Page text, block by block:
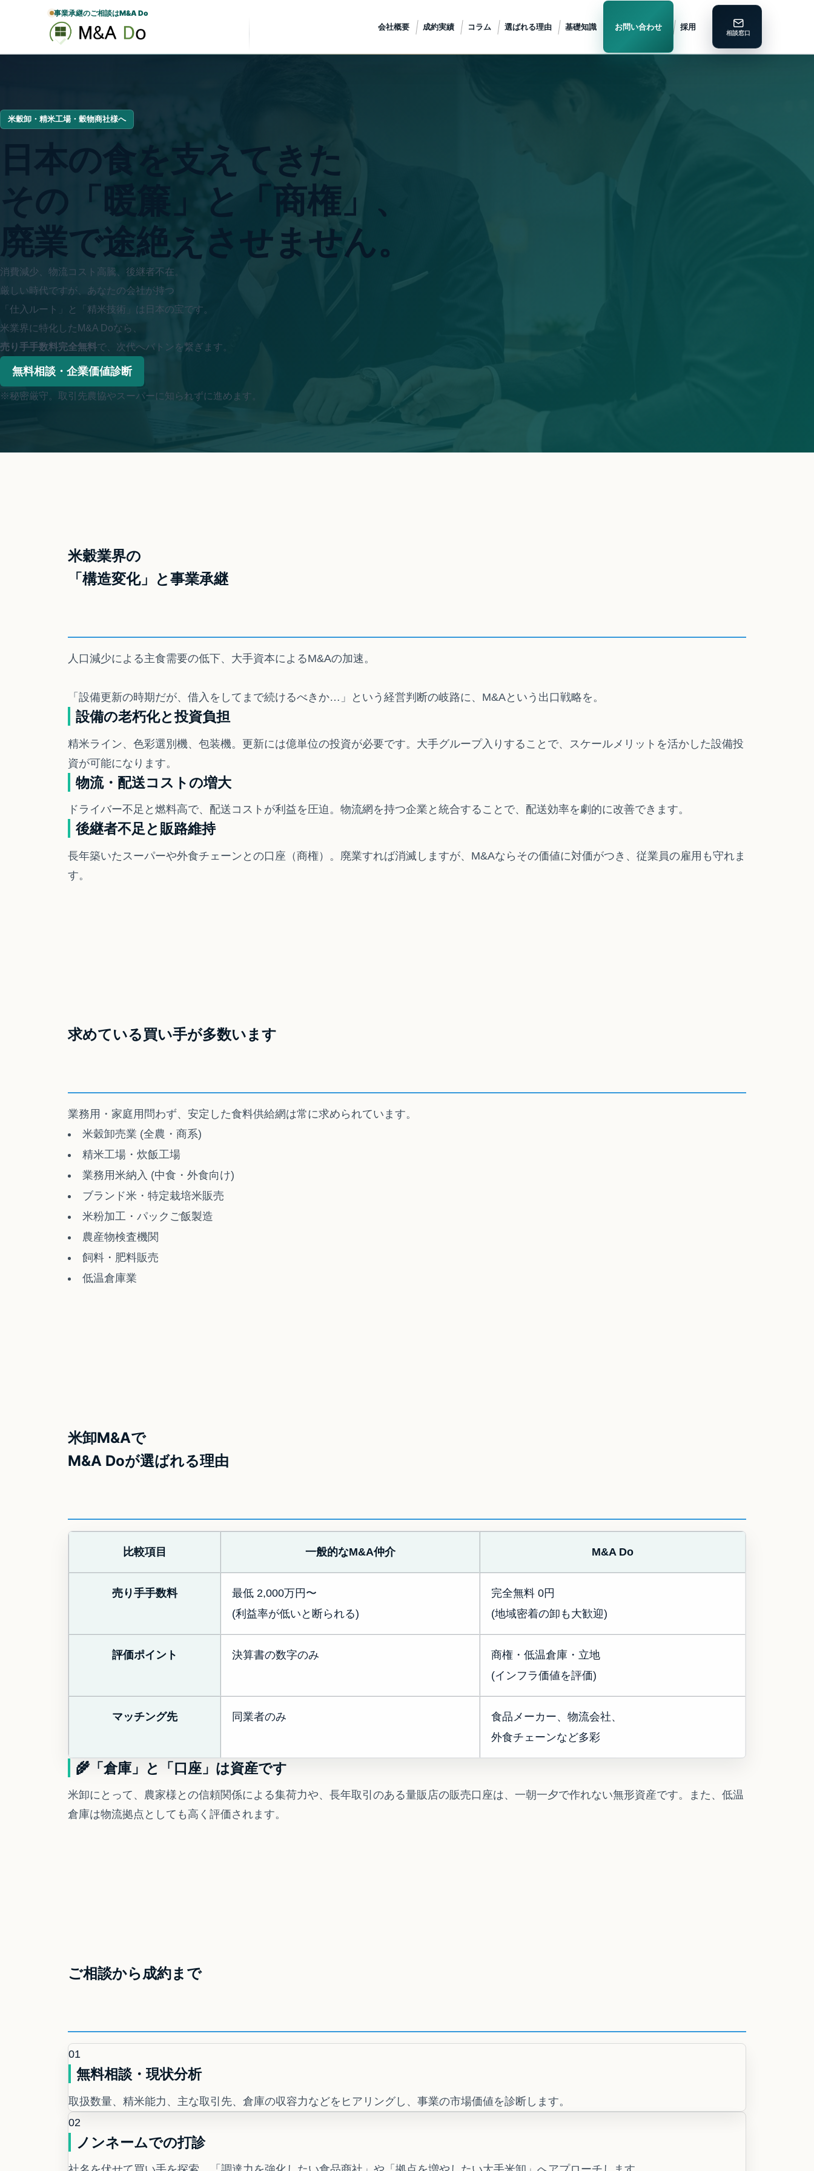
事業承継のご相談はM&A Do
会社概要 成約実績 コラム 選ばれる理由 基礎知識 お問い合わせ 採用
米穀卸・精米工場・穀物商社様へ
日本の食を支えてきた
その「暖簾」と「商権」、
廃業で途絶えさせません。
消費減少、物流コスト高騰、後継者不在。
厳しい時代ですが、あなたの会社が持つ
「仕入ルート」と「精米技術」は日本の宝です。
米業界に特化したM&A Doなら、
売り手手数料完全無料で、次代へバトンを繋ぎます。
無料相談・企業価値診断
※秘密厳守。取引先農協やスーパーに知られずに進めます。
米穀業界の
「構造変化」と事業承継
人口減少による主食需要の低下、大手資本によるM&Aの加速。
「設備更新の時期だが、借入をしてまで続けるべきか…」という経営判断の岐路に、M&Aという出口戦略を。
設備の老朽化と投資負担
精米ライン、色彩選別機、包装機。更新には億単位の投資が必要です。大手グループ入りすることで、スケールメリットを活かした設備投
資が可能になります。
物流・配送コストの増大
ドライバー不足と燃料高で、配送コストが利益を圧迫。物流網を持つ企業と統合することで、配送効率を劇的に改善できます。
後継者不足と販路維持
長年築いたスーパーや外食チェーンとの口座（商権）。廃業すれば消滅しますが、M&Aならその価値に対価がつき、従業員の雇用も守れま
す。
求めている買い手が多数います
業務用・家庭用問わず、安定した食料供給網は常に求められています。
米穀卸売業 (全農・商系)
精米工場・炊飯工場
業務用米納入 (中食・外食向け)
ブランド米・特定栽培米販売
米粉加工・パックご飯製造
農産物検査機関
飼料・肥料販売
低温倉庫業
米卸M&Aで
M&A Doが選ばれる理由
比較項目 一般的なM&A仲介 M&A Do
売り手手数料
最低 2,000万円〜
(利益率が低いと断られる)
完全無料 0円
(地域密着の卸も大歓迎)
評価ポイント 決算書の数字のみ
商権・低温倉庫・立地
(インフラ価値を評価)
マッチング先 同業者のみ
食品メーカー、物流会社、
外食チェーンなど多彩
🌾 「倉庫」と「口座」は資産です
米卸にとって、農家様との信頼関係による集荷力や、長年取引のある量販店の販売口座は、一朝一夕で作れない無形資産です。また、低温
倉庫は物流拠点としても高く評価されます。
ご相談から成約まで
01
無料相談・現状分析
取扱数量、精米能力、主な取引先、倉庫の収容力などをヒアリングし、事業の市場価値を診断します。
02
ノンネームでの打診